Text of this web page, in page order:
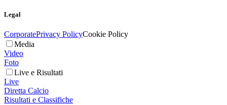
Legal
CorporatePrivacy PolicyCookie Policy
Media
Video
Foto
Live e Risultati
Live
Diretta Calcio
Risultati e Classifiche